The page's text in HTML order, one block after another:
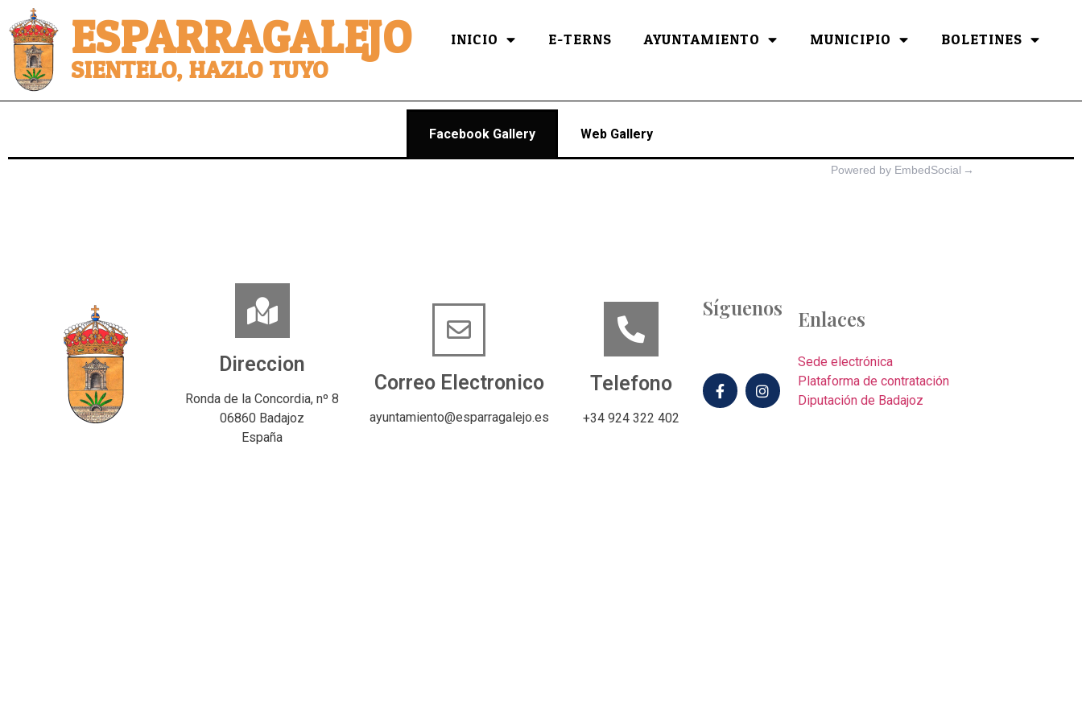
ESPARRAGALEJO
SIENTELO, HAZLO TUYO
INICIO E-TERNS AYUNTAMIENTO MUNICIPIO BOLETINES
Facebook Gallery Web Gallery
Powered by EmbedSocial →
Direccion
Ronda de la Concordia, nº 8
06860 Badajoz
España
Correo Electronico
ayuntamiento@esparragalejo.es
Telefono
+34 924 322 402
Síguenos Enlaces
Sede electrónica
Plataforma de contratación
Diputación de Badajoz